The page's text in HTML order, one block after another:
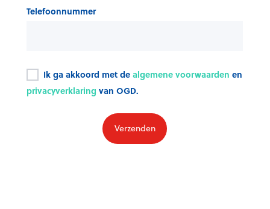
Telefoonnummer
Ik ga akkoord met de algemene voorwaarden en
privacyverklaring van OGD.